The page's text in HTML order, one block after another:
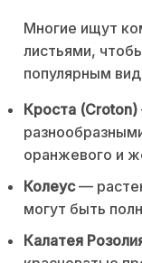
Многие ищут
листьями,
популярным
Кроста (Croton)
оранжевого и
Колеус—
могут быть
Калатея